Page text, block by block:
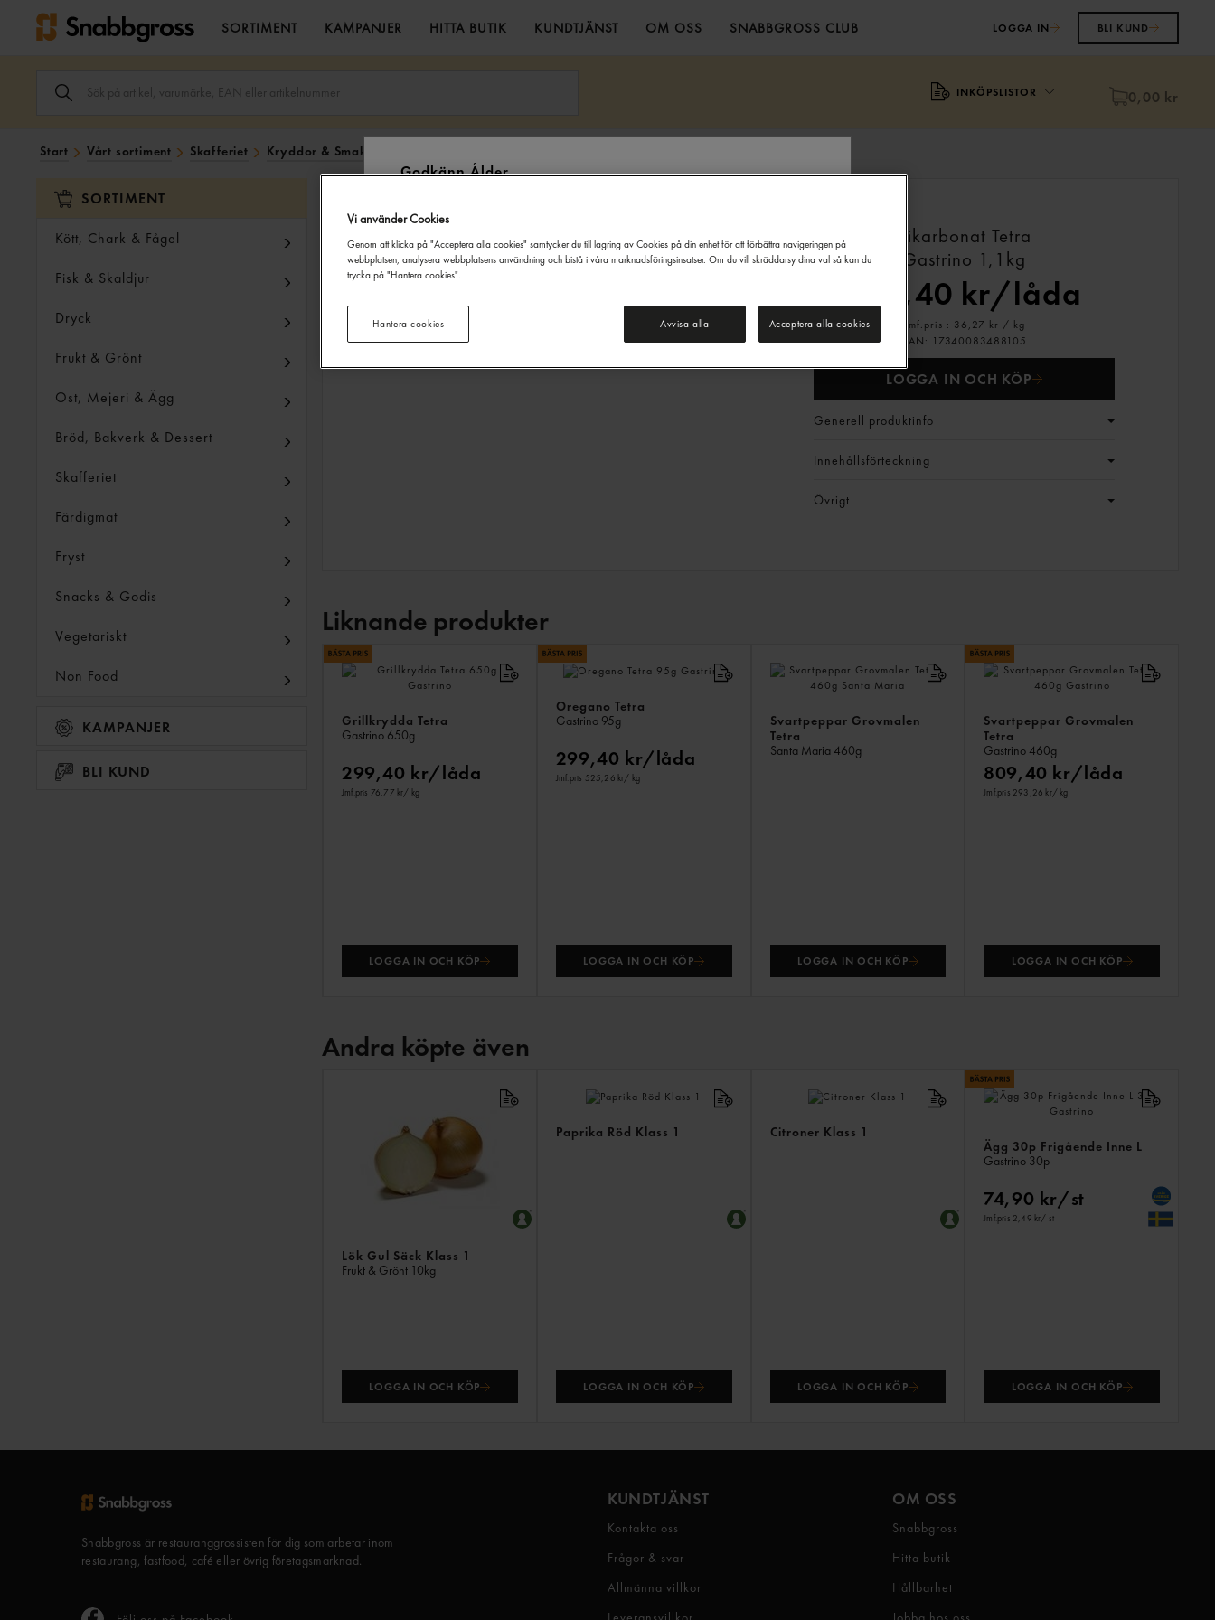
SORTIMENT KAMPANJER HITTA BUTIK KUNDTJÄNST OM OSS SNABBGROSS CLUB LOGGA IN BLI KUND
ARTIKEL,
ARTIKELNUMMER
SÖK
FÄLTET.
INKÖPSLISTOR 0,00 kr
Start Vårt sortiment Skafferiet Kryddor & Smaksättning
SORTIMENT
Kött, Chark & Fågel
Fisk & Skaldjur
Dryck
Frukt & Grönt
Ost, Mejeri & Ägg
Bröd, Bakverk & Dessert
Skafferiet
Färdigmat
Fryst
Snacks & Godis
Vegetariskt
Non Food
KAMPANJER
BLI KUND
Bikarbonat Tetra
Gastrino 1,1kg
239,40 kr/låda
Jmf.pris : 36,27 kr / kg
EAN: 17340083488105
LOGGA IN OCH KÖP
Generell produktinfo
Innehållsförteckning
Övrigt
Liknande produkter
Grillkrydda Tetra
Gastrino 650g
299,40 kr/låda
Jmf.pris 76,77 kr/ kg
LOGGA IN OCH KÖP
Oregano Tetra
Gastrino 95g
299,40 kr/låda
Jmf.pris 525,26 kr/ kg
LOGGA IN OCH KÖP
Svartpeppar Grovmalen
Tetra
Santa Maria 460g
LOGGA IN OCH KÖP
Svartpeppar Grovmalen
Tetra
Gastrino 460g
809,40 kr/låda
Jmf.pris 293,26 kr/ kg
LOGGA IN OCH KÖP
Andra köpte även
Lök Gul Säck Klass 1
Frukt & Grönt 10kg
LOGGA IN OCH KÖP
Paprika Röd Klass 1
LOGGA IN OCH KÖP
Citroner Klass 1
LOGGA IN OCH KÖP
Ägg 30p Frigående Inne L
Gastrino 30p
74,90 kr/st
Jmf.pris 2,49 kr/ st
LOGGA IN OCH KÖP
Snabbgross är restauranggrossisten för dig som arbetar inom
restaurang, fastfood, café eller övrig företagsmarknad.
KUNDTJÄNST
Kontakta oss
Frågor & svar
Allmänna villkor
OM OSS
Snabbgross
Hitta butik
Hållbarhet
Vi använder Cookies
Genom att klicka på "Acceptera alla cookies" samtycker du till lagring av Cookies på din enhet för att förbättra navigeringen på
webbplatsen, analysera webbplatsens användning och bistå i våra marknadsföringsinsatser. Om du vill skräddarsy dina val så kan du
trycka på "Hantera cookies".
Avvisa alla Acceptera alla cookies
Hantera cookies
Godkänn Ålder
och besök på denna webbplats måste du vara 20 år eller äldre.
JAG ÄR UNDER 20 ÅR JAG ÄR 20 ÅR ELLER ÄLDRE